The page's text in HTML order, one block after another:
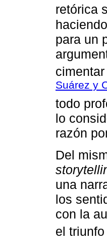
retórica
para un
Suárez y
todo
lo
razón
Del
una
los
con la
el